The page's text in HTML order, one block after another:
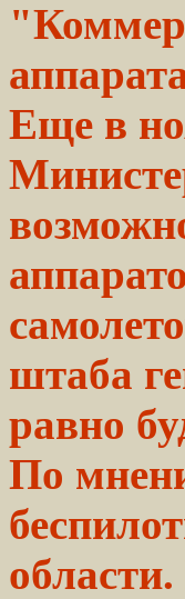
Еще в
штаба
равно
По